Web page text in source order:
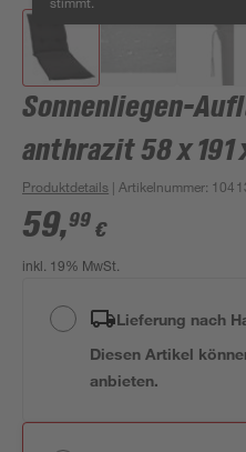
Sonnenliegen-
anthrazit 58 x 191
Produktdetails | Artikelnummer:
59,99 €
inkl. 19% MwSt.
Lieferung nach
Diesen Artikel
anbieten.